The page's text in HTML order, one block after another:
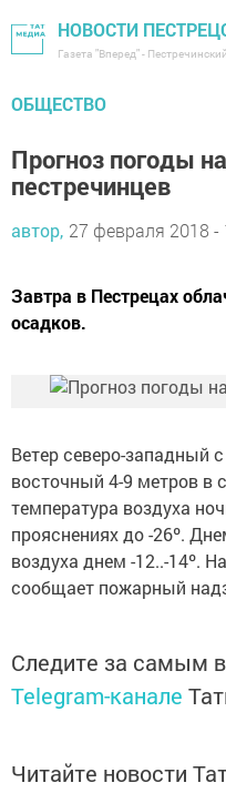
НОВОСТИ
Газета "Вперед" -
ОБЩЕСТВО
Прогноз погоды
пестречинцев
автор, 27 февраля 2018 -
Завтра в Пестрецах
осадков.
Ветер северо-западный
восточный 4-9 метров в
температура воздуха
прояснениях до -26º.
воздуха днем -12..-14º.
сообщает пожарный
Следите за самым
Telegram-канале
Читайте новости